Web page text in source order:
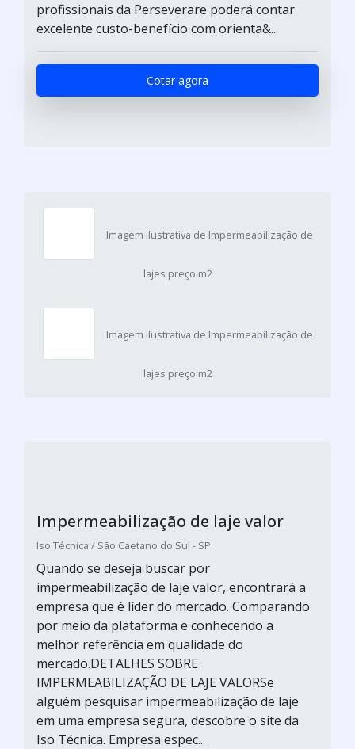
profissionais da Perseverare poderá contar
excelente custo-benefício com orienta&...
Cotar agora
Imagem ilustrativa de Impermeabilização de
lajes preço m2
Imagem ilustrativa de Impermeabilização de
lajes preço m2
Impermeabilização de laje valor
Iso Técnica / São Caetano do Sul - SP
Quando se deseja buscar por
impermeabilização de laje valor, encontrará a
empresa que é líder do mercado. Comparando
por meio da plataforma e conhecendo a
melhor referência em qualidade do
mercado.DETALHES SOBRE
IMPERMEABILIZAÇÃO DE LAJE VALORSe
alguém pesquisar impermeabilização de laje
em uma empresa segura, descobre o site da
Iso Técnica. Empresa espec...